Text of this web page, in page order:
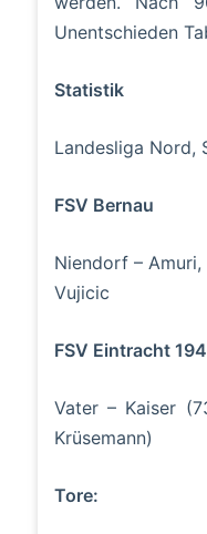
Unentschieden
Statistik
Landesliga Nord,
FSV Bernau
Niendorf – Amuri,
Vujicic
FSV Eintracht
Vater – Kaiser
Krüsemann)
Tore: